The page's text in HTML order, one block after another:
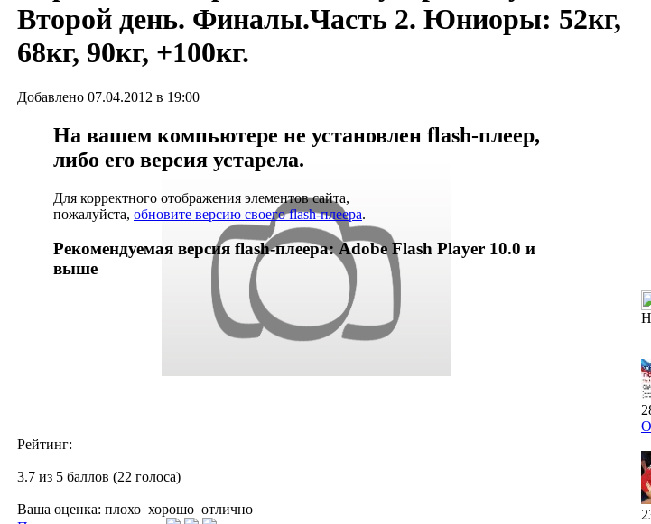
Второй день. Финалы.Часть 2. Юниоры: 52кг,
68кг, 90кг, +100кг.
Добавлено 07.04.2012 в 19:00
На вашем компьютере не установлен flash-плеер,
либо его версия устарела.
Для корректного отображения элементов сайта,
пожалуйста, обновите версию своего flash-плеера.
Рекомендуемая версия flash-плеера: Adobe Flash Player 10.0 и
выше
Рейтинг:
3.7 из 5 баллов (22 голоса)
Ваша оценка: плохо хорошо отлично